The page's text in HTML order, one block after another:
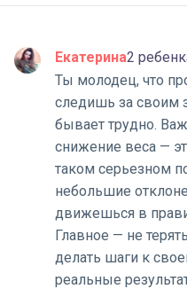
Екатерина2
Ты молодец, что
следишь за своим
бывает трудно.
снижение веса —
таком серьезном
небольшие
движешься в
Главное — не
делать шаги к
реальные